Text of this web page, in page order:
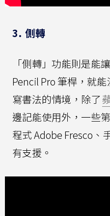
3. 側轉
「側轉」功能則是能
Pencil Pro 筆桿，就
寫書法的情境，除了
邊記能使用外，一些
程式 Adobe Fresco、
有支援。